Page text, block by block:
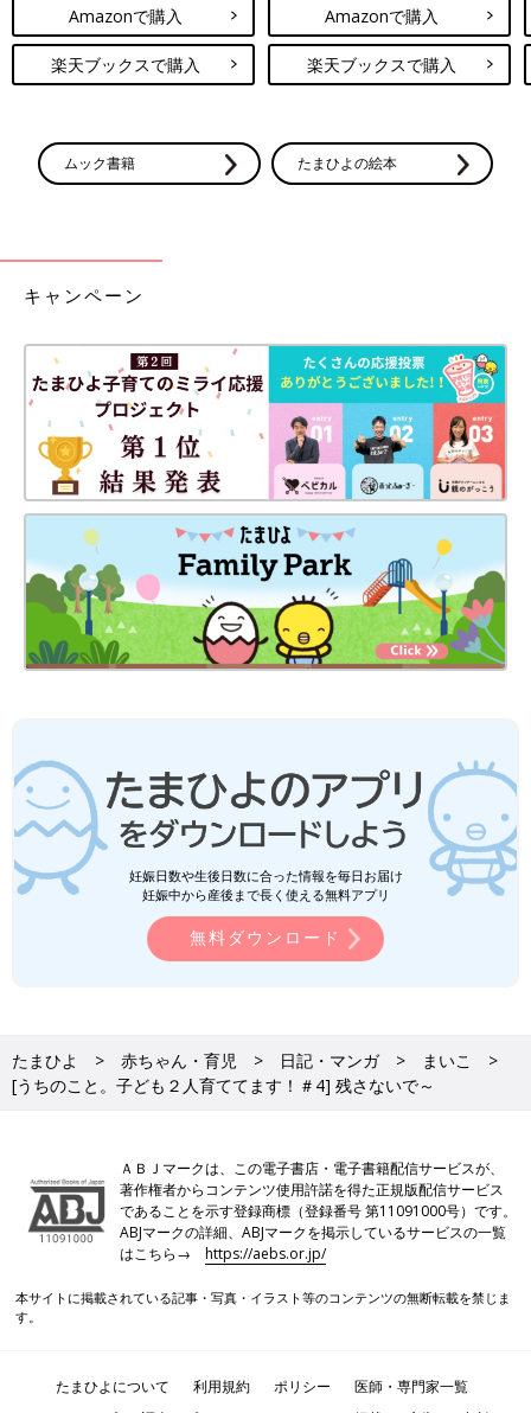
Amazonで購入
楽天ブックスで購入
Amazonで購入
楽天ブックスで購入
ムック書籍 たまひよの絵本
キャンペーン
妊娠日数や生後日数に合った情報を毎日お届け
妊娠中から産後まで長く使える無料アプリ
無料ダウンロード
たまひよ 赤ちゃん・育児 日記・マンガ
まいこ
[うちのこと。子ども２人育ててます！＃4] 残さないで～
ＡＢＪマークは、この電子書店・電子書籍配信サービスが、
著作権者からコンテンツ使用許諾を得た正規版配信サービス
であることを示す登録商標（登録番号 第11091000号）です。
ABJマークの詳細、ABJマークを掲示しているサービスの一覧
はこちら→https://aebs.or.jp/
本サイトに掲載されている記事・写真・イラスト等のコンテンツの無断転載を禁じま
す。
たまひよについて 利用規約 ポリシー
医師・専門家一覧